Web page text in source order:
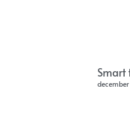
Smart